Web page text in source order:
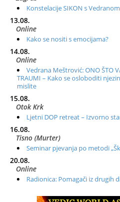
Konstelacije SIKON s
13.08.
Online
Kako se nositi s emocijama?
14.08.
Online
Vedrana Meštrović: ONO ŠTO
TRAUMI – Kako se osloboditi
mislite
15.08.
Otok Krk
Ljetni DOP retreat – Izvorno
16.08.
Tisno (Murter)
Seminar pjevanja po metodi
20.08.
Online
Radionica: Pomagači iz drugih